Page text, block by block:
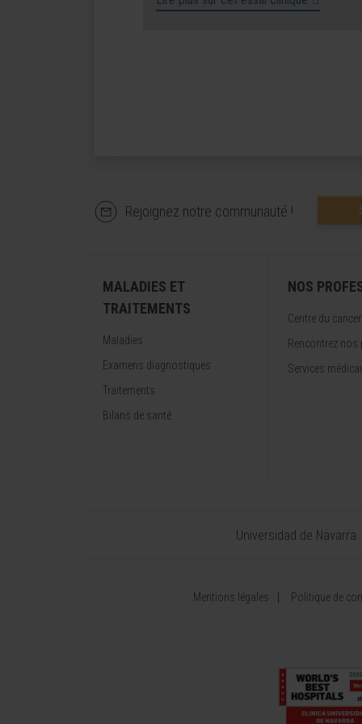
Rejoignez notre communauté !
MALADIES ET
TRAITEMENTS
Maladies
Examens diagnostiques
Traitements
Bilans de santé
NOS
Centre du cancer
Rencontrez
Services
Universidad de Navarra
Mentions légales Politique de